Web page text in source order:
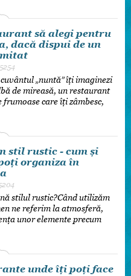
să alegi pentru
dacă dispui de un
5254
„nuntă” îți imaginezi
de mireasă, un restaurant
frumoase care îți zâmbesc,
stil rustic - cum și
organiza în
stilul rustic?Când utilizăm
ne referim la atmosferă,
unor elemente precum
unde îți poți face